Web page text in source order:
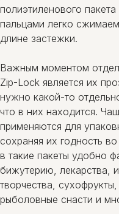
полиэтиленового
пальцами легко
длине застежки.
Важным моментом
Zip-Lock является их
нужно какой-то
что в них находится.
применяются для
сохраняя их годность
в такие пакеты удобно
бижутерию, лекарства,
творчества,
рыболовные снасти и